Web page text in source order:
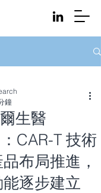
生醫
：CAR-T 技術
布局推進，
逐步建立
鐘